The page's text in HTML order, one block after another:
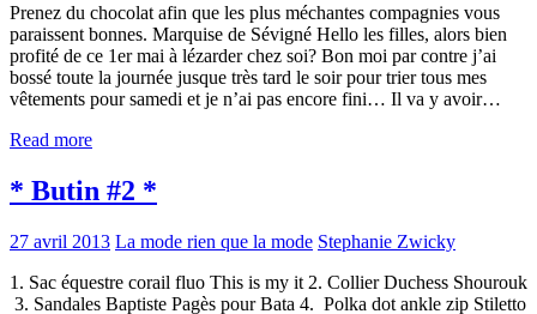
Prenez du chocolat afin que les plus méchantes compagnies vous
paraissent bonnes. Marquise de Sévigné Hello les filles, alors bien
profité de ce 1er mai à lézarder chez soi? Bon moi par contre j’ai
bossé toute la journée jusque très tard le soir pour trier tous mes
vêtements pour samedi et je n’ai pas encore fini… Il va y avoir…
Read more
* Butin #2 *
27 avril 2013 La mode rien que la mode Stephanie Zwicky
1. Sac équestre corail fluo This is my it 2. Collier Duchess Shourouk
3. Sandales Baptiste Pagès pour Bata 4. Polka dot ankle zip Stiletto